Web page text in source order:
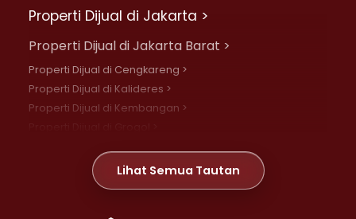
Properti Dijual di Jakarta >
Properti Dijual di Jakarta Barat >
Properti Dijual di Cengkareng >
Properti Dijual di Kalideres >
Properti Dijual di Kembangan >
Properti Dijual di Meruya >
Properti Dijual di Jelambar >
Lihat Semua Tautan